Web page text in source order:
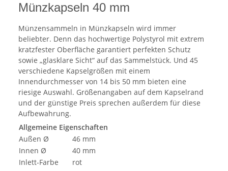
Münzkapseln 40 mm
Münzensammeln in Münzkapseln wird immer
beliebter. Denn das hochwertige Polystyrol mit extrem
kratzfester Oberfläche garantiert perfekten Schutz
sowie „glasklare Sicht“ auf das Sammelstück. Und 45
verschiedene Kapselgrößen mit einem
Innendurchmesser von 14 bis 50 mm bieten eine
riesige Auswahl. Größenangaben auf dem Kapselrand
und der günstige Preis sprechen außerdem für diese
Aufbewahrung.
Allgemeine Eigenschaften
Außen Ø
46 mm
Innen Ø
40 mm
Inlett-Farbe
rot